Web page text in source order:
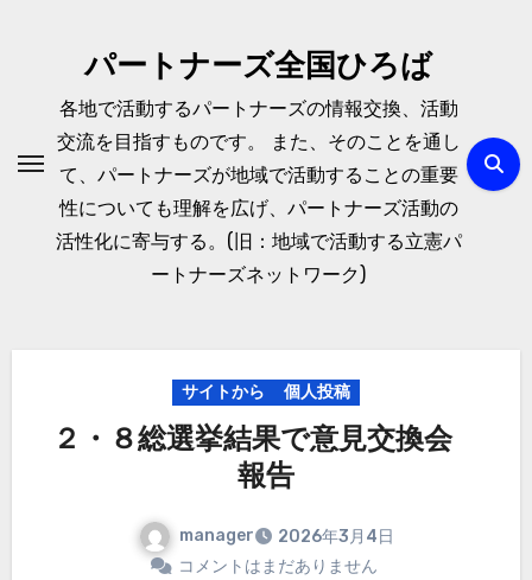
パートナーズ全国ひろば
各地で活動するパートナーズの情報交換、活動
交流を目指すものです。 また、そのことを通し
て、パートナーズが地域で活動することの重要
性についても理解を広げ、パートナーズ活動の
活性化に寄与する。(旧：地域で活動する立憲パ
ートナーズネットワーク)
サイトから 個人投稿
２・８総選挙結果で意見交換会
報告
manager
2026年3月4日
コメントはまだありません